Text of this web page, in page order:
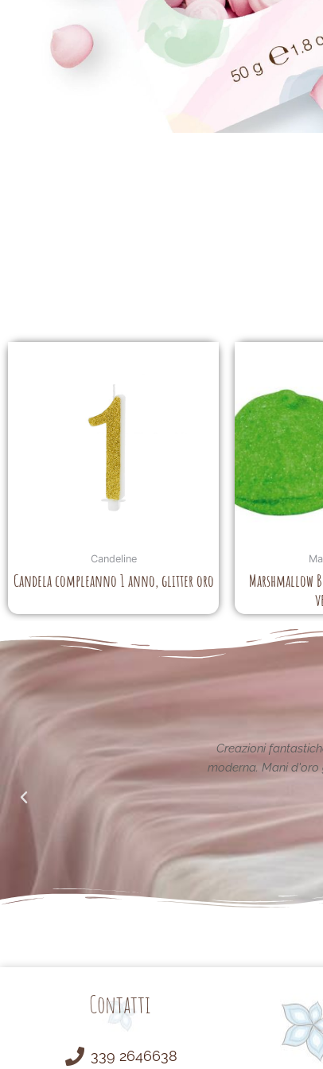
Candeline
Candela compleanno 1 anno, glitter oro
Marshmallow
reinterpretata in chiave
richieste di noi mamme.
Le creazioni
Contatti
339 2646638